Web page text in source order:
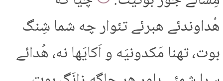
هُداوندئے هبرئے تئوار چه شما شِنگ
بوت، تهنا مَکدونیَه و اَکایَها نه، هُدائے